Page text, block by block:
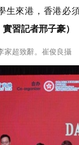
生來港，香港必
實習記者邢子豪）
家超致辭。崔俊良攝